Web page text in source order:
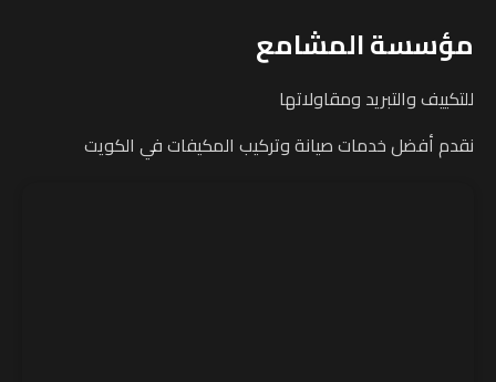
مؤسسة المشامع
للتكييف والتبريد ومقاولاتها
نقدم أفضل خدمات صيانة وتركيب المكيفات في الكويت